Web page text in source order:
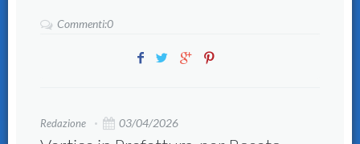
Commenti:0
Redazione 03/04/2026